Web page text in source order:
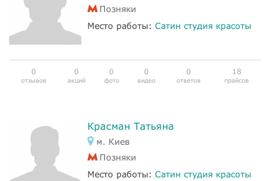
Позняки
Место работы: Сатин студия красоты
0
отзывов
0
акций
0
фото
0
видео
0
ответов
18
прайсов
Красман Татьяна
м. Киев
Позняки
Место работы: Сатин студия красоты